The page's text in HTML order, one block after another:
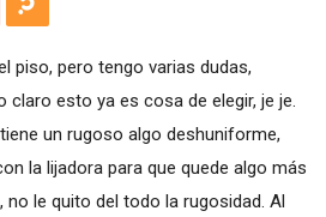
piso, pero tengo varias dudas,
claro esto ya es cosa de elegir, je je.
un rugoso algo deshuniforme,
la lijadora para que quede algo más
le quito del todo la rugosidad. Al